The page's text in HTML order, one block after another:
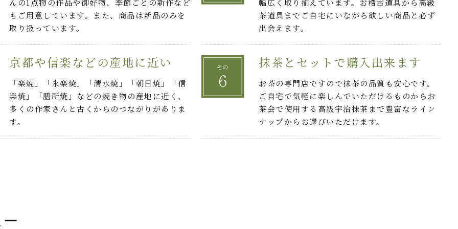
もご用意しています。また、商品は新品のみを
取り扱っています。
茶道具までご自宅にいながら欲しい商品と必ず
出会えます。
京都や信楽などの産地に近い
「楽焼」「永楽焼」「清水焼」「朝日焼」「信
楽焼」「膳所焼」などの焼き物の産地に近く、
多くの作家さんと古くからのつながりがありま
す。
抹茶とセットで購入出来ます
お茶の専門店ですので抹茶の品質も安心です。
ご自宅で気軽に楽しんでいただけるものからお
茶会で使用する高級宇治抹茶まで豊富なライン
ナップからお選びいただけます。